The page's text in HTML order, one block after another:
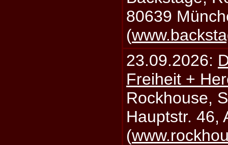
80639
(
23.09.2026:
Freiheit +
Rockhouse,
Hauptstr. 46,
(